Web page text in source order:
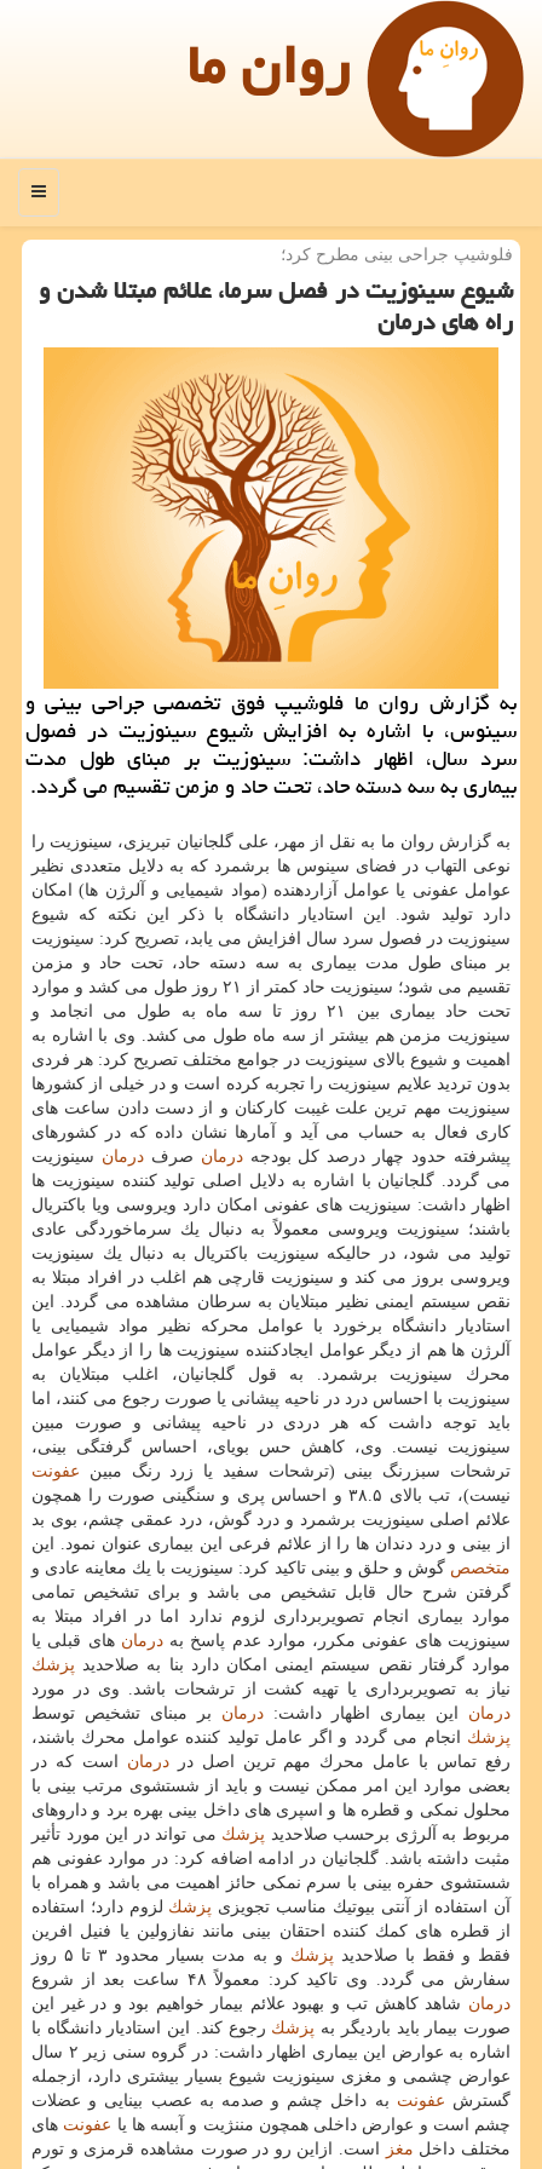
روان ما
منو
فلوشیپ جراحی بینی مطرح كرد؛
شیوع سینوزیت در فصل سرما، علائم مبتلا شدن و
راه های درمان
به گزارش روان ما فلوشیپ فوق تخصصی جراحی بینی و
سینوس، با اشاره به افزایش شیوع سینوزیت در فصول
سرد سال، اظهار داشت: سینوزیت بر مبنای طول مدت
بیماری به سه دسته حاد، تحت حاد و مزمن تقسیم می گردد.
به گزارش روان ما به نقل از مهر، علی گلجانیان تبریزی، سینوزیت را
نوعی التهاب در فضای سینوس ها برشمرد كه به دلایل متعددی نظیر
عوامل عفونی یا عوامل آزاردهنده (مواد شیمیایی و آلرژن ها) امكان
دارد تولید شود. این استادیار دانشگاه با ذكر این نكته كه شیوع
سینوزیت در فصول سرد سال افزایش می یابد، تصریح كرد: سینوزیت
بر مبنای طول مدت بیماری به سه دسته حاد، تحت حاد و مزمن
تقسیم می شود؛ سینوزیت حاد كمتر از ۲۱ روز طول می كشد و موارد
تحت حاد بیماری بین ۲۱ روز تا سه ماه به طول می انجامد و
سینوزیت مزمن هم بیشتر از سه ماه طول می كشد. وی با اشاره به
اهمیت و شیوع بالای سینوزیت در جوامع مختلف تصریح كرد: هر فردی
بدون تردید علایم سینوزیت را تجربه كرده است و در خیلی از كشورها
سینوزیت مهم ترین علت غیبت كاركنان و از دست دادن ساعت های
كاری فعال به حساب می آید و آمارها نشان داده كه در كشورهای
پیشرفته حدود چهار درصد كل بودجهدرمان صرفدرمان سینوزیت
می گردد. گلجانیان با اشاره به دلایل اصلی تولید كننده سینوزیت ها
اظهار داشت: سینوزیت های عفونی امكان دارد ویروسی ویا باكتریال
باشند؛ سینوزیت ویروسی معمولاً به دنبال یك سرماخوردگی عادی
تولید می شود، در حالیكه سینوزیت باكتریال به دنبال یك سینوزیت
ویروسی بروز می كند و سینوزیت قارچی هم اغلب در افراد مبتلا به
نقص سیستم ایمنی نظیر مبتلایان به سرطان مشاهده می گردد. این
استادیار دانشگاه برخورد با عوامل محركه نظیر مواد شیمیایی یا
آلرژن ها هم از دیگر عوامل ایجادكننده سینوزیت ها را از دیگر عوامل
محرك سینوزیت برشمرد. به قول گلجانیان، اغلب مبتلایان به
سینوزیت با احساس درد در ناحیه پیشانی یا صورت رجوع می كنند، اما
باید توجه داشت كه هر دردی در ناحیه پیشانی و صورت مبین
سینوزیت نیست. وی، كاهش حس بویای، احساس گرفتگی بینی،
ترشحات سبزرنگ بینی (ترشحات سفید یا زرد رنگ مبین عفونت
نیست)، تب بالای ۳۸.۵ و احساس پری و سنگینی صورت را همچون
علائم اصلی سینوزیت برشمرد و درد گوش، درد عمقی چشم، بوی بد
از بینی و درد دندان ها را از علائم فرعی این بیماری عنوان نمود. این
متخصص گوش و حلق و بینی تاكید كرد: سینوزیت با یك معاینه عادی و
گرفتن شرح حال قابل تشخیص می باشد و برای تشخیص تمامی
موارد بیماری انجام تصویربرداری لزوم ندارد اما در افراد مبتلا به
سینوزیت های عفونی مكرر، موارد عدم پاسخ بهدرمان های قبلی یا
موارد گرفتار نقص سیستم ایمنی امكان دارد بنا به صلاحدید پزشك
نیاز به تصویربرداری یا تهیه كشت از ترشحات باشد. وی در مورد
درمان این بیماری اظهار داشت: درمان بر مبنای تشخیص توسط
پزشك انجام می گردد و اگر عامل تولید كننده عوامل محرك باشند،
رفع تماس با عامل محرك مهم ترین اصل دردرمان است كه در
بعضی موارد این امر ممكن نیست و باید از شستشوی مرتب بینی با
محلول نمكی و قطره ها و اسپری های داخل بینی بهره برد و داروهای
مربوط به آلرژی برحسب صلاحدید پزشك می تواند در این مورد تأثیر
مثبت داشته باشد. گلجانیان در ادامه اضافه كرد: در موارد عفونی هم
شستشوی حفره بینی با سرم نمكی حائز اهمیت می باشد و همراه با
آن استفاده از آنتی بیوتیك مناسب تجویزی پزشك لزوم دارد؛ استفاده
از قطره های كمك كننده احتقان بینی مانند نفازولین یا فنیل افرین
فقط و فقط با صلاحدید پزشك
و به مدت بسیار محدود ۳ تا ۵ روز
سفارش می گردد. وی تاكید كرد: معمولاً ۴۸ ساعت بعد از شروع
درمان شاهد كاهش تب و بهبود علائم بیمار خواهیم بود و در غیر این
صورت بیمار باید باردیگر به پزشك رجوع كند. این استادیار دانشگاه با
اشاره به عوارض این بیماری اظهار داشت: در گروه سنی زیر ۲ سال
عوارض چشمی و مغزی سینوزیت شیوع بسیار بیشتری دارد، ازجمله
گسترش عفونت به داخل چشم و صدمه به عصب بینایی و عضلات
چشم است و عوارض داخلی همچون مننژیت و آبسه ها یا عفونت های
مختلف داخل مغز
است. ازاین رو در صورت مشاهده قرمزی و تورم